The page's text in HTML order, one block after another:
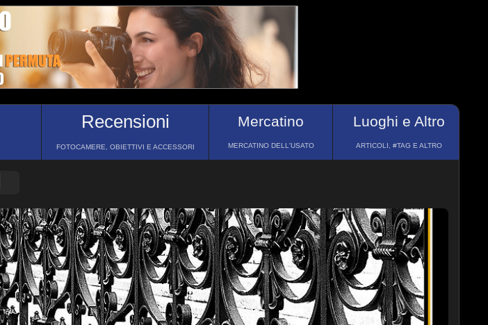
Recensioni
FOTOCAMERE, OBIETTIVI E ACCESSORI
Mercatino
MERCATINO DELL'USATO
Luoghi e Altro
ARTICOLI, #TAG E ALTRO